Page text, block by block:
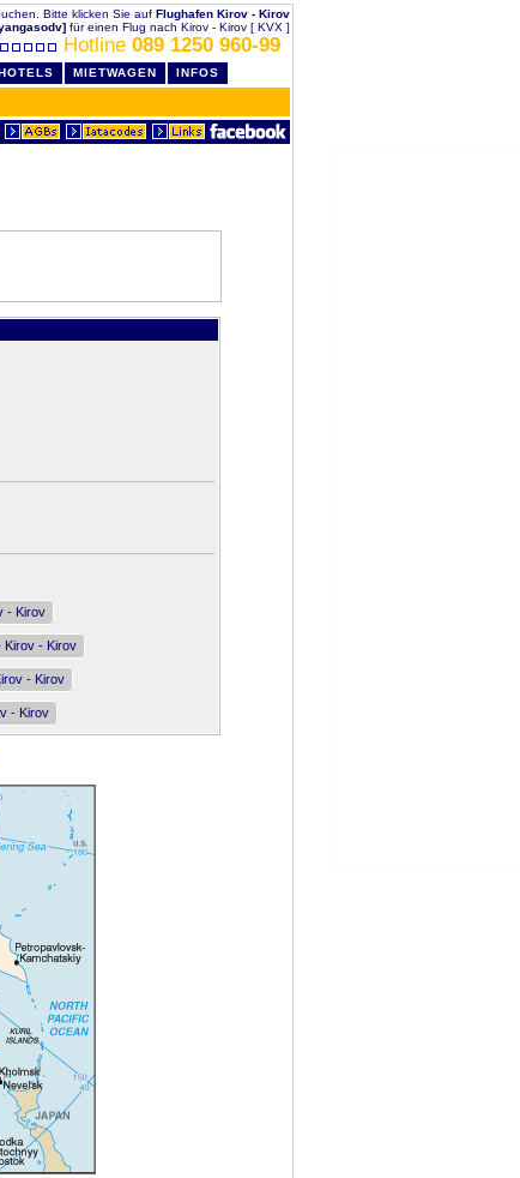
Bitte klicken Sie auf Flughafen Kirov - Kirov
für einen Flug nach Kirov - Kirov [ KVX ]
Hotline 089 1250 960-99
MIETWAGEN INFOS
- Kirov
Kirov - Kirov
- Kirov
- Kirov